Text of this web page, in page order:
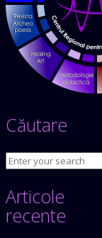
Căutare
Articole
recente